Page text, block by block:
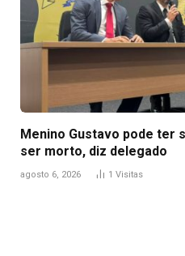
Menino Gustavo pode ter
ser morto, diz delegado
agosto 6, 2026 1 Visitas